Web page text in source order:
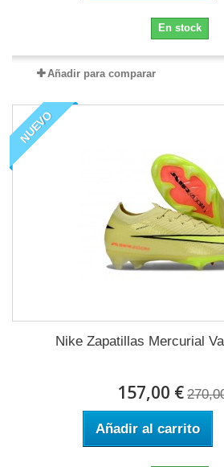
En stock
Añadir para comparar
NUEVO
Nike Zapatillas Mercurial
157,00 €
Añadir al carrito